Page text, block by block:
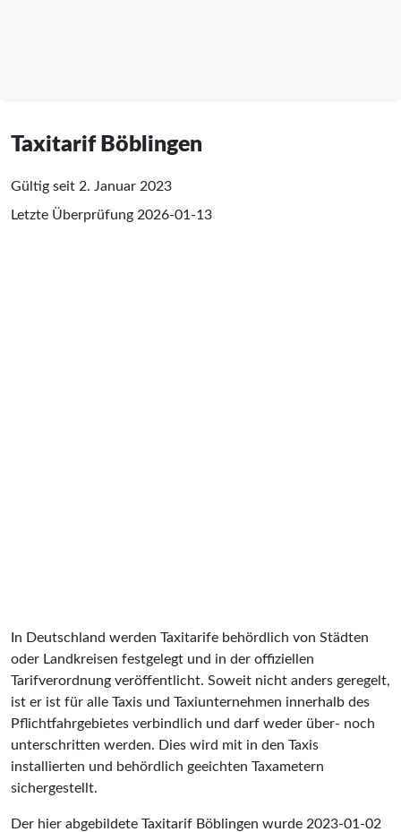
Taxitarif Böblingen
Gültig seit 2. Januar 2023
Letzte Überprüfung 2026-01-13
In Deutschland werden Taxitarife behördlich von Städten
oder Landkreisen festgelegt und in der offiziellen
Tarifverordnung veröffentlicht. Soweit nicht anders geregelt,
ist er ist für alle Taxis und Taxiunternehmen innerhalb des
Pflichtfahrgebietes verbindlich und darf weder über- noch
unterschritten werden. Dies wird mit in den Taxis
installierten und behördlich geeichten Taxametern
sichergestellt.
Der hier abgebildete Taxitarif Böblingen wurde 2023-01-02